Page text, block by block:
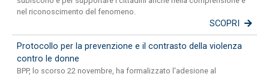
nel riconoscimento del fenomeno.
SCOPRI
Protocollo per la prevenzione e il contrasto della violenza
contro le donne
BPP, lo scorso 22 novembre, ha formalizzato l'adesione al